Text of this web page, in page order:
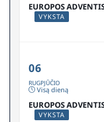
EUROPOS
VYKSTA
06
RUGPJŪČIO
Visą dieną
EUROPOS
VYKSTA